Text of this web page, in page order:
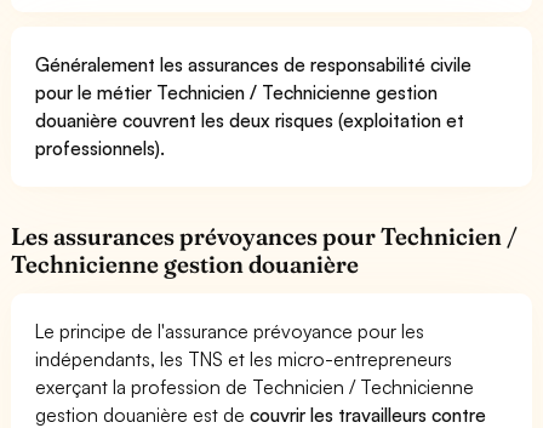
Généralement les assurances de responsabilité civile
pour le métier Technicien / Technicienne gestion
douanière couvrent les deux risques (exploitation et
professionnels).
Les assurances prévoyances pour Technicien /
Technicienne gestion douanière
Le principe de l'assurance prévoyance pour les
indépendants, les TNS et les micro-entrepreneurs
exerçant la profession de Technicien / Technicienne
gestion douanière est decouvrir les travailleurs contre